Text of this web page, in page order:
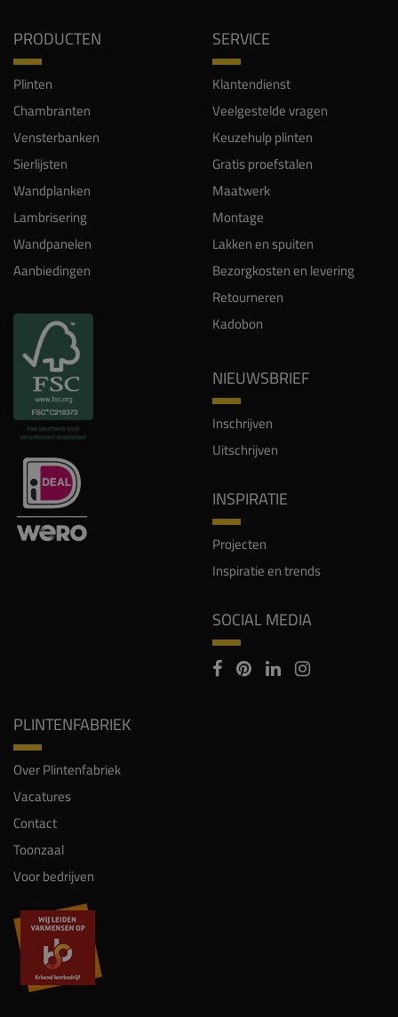
PRODUCTEN
Plinten
Chambranten
Vensterbanken
Sierlijsten
Wandplanken
Lambrisering
Wandpanelen
Aanbiedingen
SERVICE
Klantendienst
Veelgestelde vragen
Keuzehulp plinten
Gratis proefstalen
Maatwerk
Montage
Lakken en spuiten
Bezorgkosten en levering
Retourneren
Kadobon
NIEUWSBRIEF
Inschrijven
Uitschrijven
INSPIRATIE
Projecten
Inspiratie en trends
SOCIAL MEDIA
PLINTENFABRIEK
Over Plintenfabriek
Vacatures
Contact
Toonzaal
Voor bedrijven